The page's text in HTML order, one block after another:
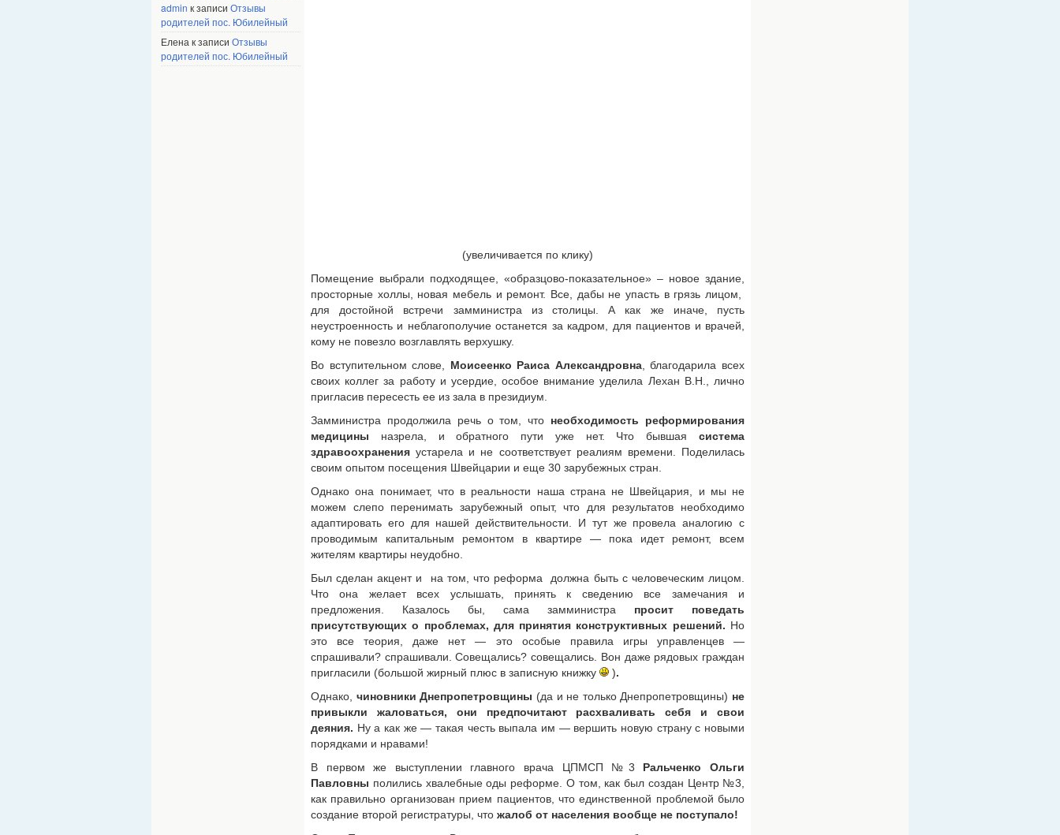
admin к записи Отзывы
родителей пос. Юбилейный
Елена к записи Отзывы
родителей пос. Юбилейный
(увеличивается по клику)
Помещение выбрали подходящее, «образцово-показательное» – новое здание,
просторные холлы, новая мебель и ремонт. Все, дабы не упасть в грязь лицом,
для достойной встречи замминистра из столицы. А как же иначе, пусть
неустроенность и неблагополучие останется за кадром, для пациентов и врачей,
кому не повезло возглавлять верхушку.
Во вступительном слове, Моисеенко Раиса Александровна, благодарила всех
своих коллег за работу и усердие, особое внимание уделила Лехан В.Н., лично
пригласив пересесть ее из зала в президиум.
Замминистра продолжила речь о том, что необходимость реформирования
медицины назрела, и обратного пути уже нет. Что бывшая система
здравоохранения устарела и не соответствует реалиям времени. Поделилась
своим опытом посещения Швейцарии и еще 30 зарубежных стран.
Однако она понимает, что в реальности наша страна не Швейцария, и мы не
можем слепо перенимать зарубежный опыт, что для результатов необходимо
адаптировать его для нашей действительности. И тут же провела аналогию с
проводимым капитальным ремонтом в квартире — пока идет ремонт, всем
жителям квартиры неудобно.
Был сделан акцент и на том, что реформа должна быть с человеческим лицом.
Что она желает всех услышать, принять к сведению все замечания и
предложения. Казалось бы, сама замминистра просит поведать
присутствующих о проблемах, для принятия конструктивных решений. Но
это все теория, даже нет — это особые правила игры управленцев —
спрашивали? спрашивали. Совещались? совещались. Вон даже рядовых граждан
пригласили (большой жирный плюс в записную книжку
).
Однако, чиновники Днепропетровщины (да и не только Днепропетровщины) не
привыкли жаловаться, они предпочитают расхваливать себя и свои
деяния. Ну а как же — такая честь выпала им — вершить новую страну с новыми
порядками и нравами!
В первом же выступлении главного врача ЦПМСП №3 Ральченко Ольги
Павловны полились хвалебные оды реформе. О том, как был создан Центр №3,
как правильно организован прием пациентов, что единственной проблемой было
создание второй регистратуры, что жалоб от населения вообще не поступало!